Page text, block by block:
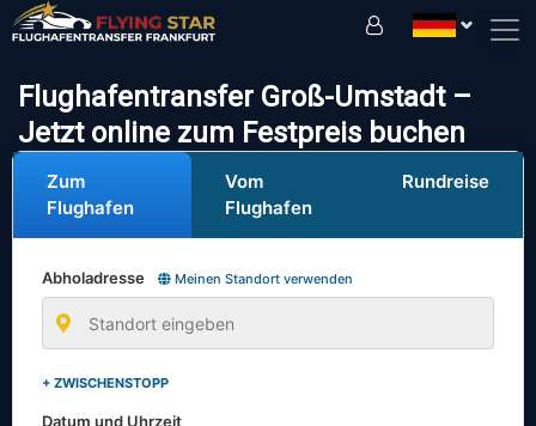
Flughafentransfer Groß-Umstadt –
Jetzt online zum Festpreis buchen
Zum
Flughafen
Vom
Flughafen
Rundreise
Abholadresse Meinen Standort verwenden
+ ZWISCHENSTOPP
Datum und Uhrzeit